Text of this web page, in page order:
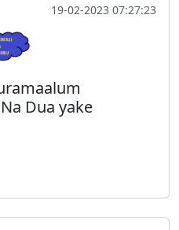
19-02-2023 07:27:23
Dua yake